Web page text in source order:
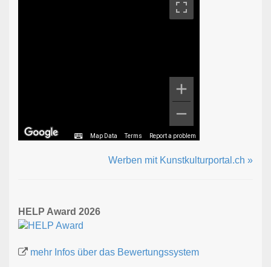
Map Data Terms Report a problem
Werben mit Kunstkulturportal.ch »
HELP Award 2026
mehr Infos über das Bewertungssystem